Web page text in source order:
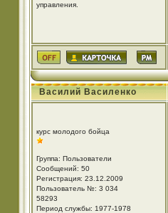
управления.
Василий Василенко
курс молодого бойца
Группа: Пользователи
Сообщений: 50
Регистрация: 23.12.2009
Пользователь №: 3 034
58293
Период службы: 1977-1978